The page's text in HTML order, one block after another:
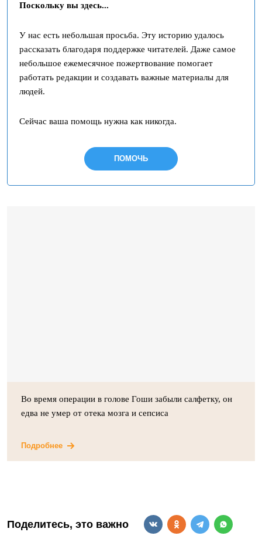
Поскольку вы здесь...
У нас есть небольшая просьба. Эту историю удалось
рассказать благодаря поддержке читателей. Даже самое
небольшое ежемесячное пожертвование помогает
работать редакции и создавать важные материалы для
людей.
Сейчас ваша помощь нужна как никогда.
ПОМОЧЬ
Во время операции в голове Гоши забыли салфетку, он
едва не умер от отека мозга и сепсиса
Подробнее
Поделитесь, это важно